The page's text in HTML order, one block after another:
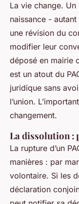
La vie change.
naissance -
une révision du
modifier leur
déposé en mairie
est un atout du
juridique sans
l’union.
changement.
La dissolution :
La rupture d’un
manières : par
volontaire. Si les
déclaration